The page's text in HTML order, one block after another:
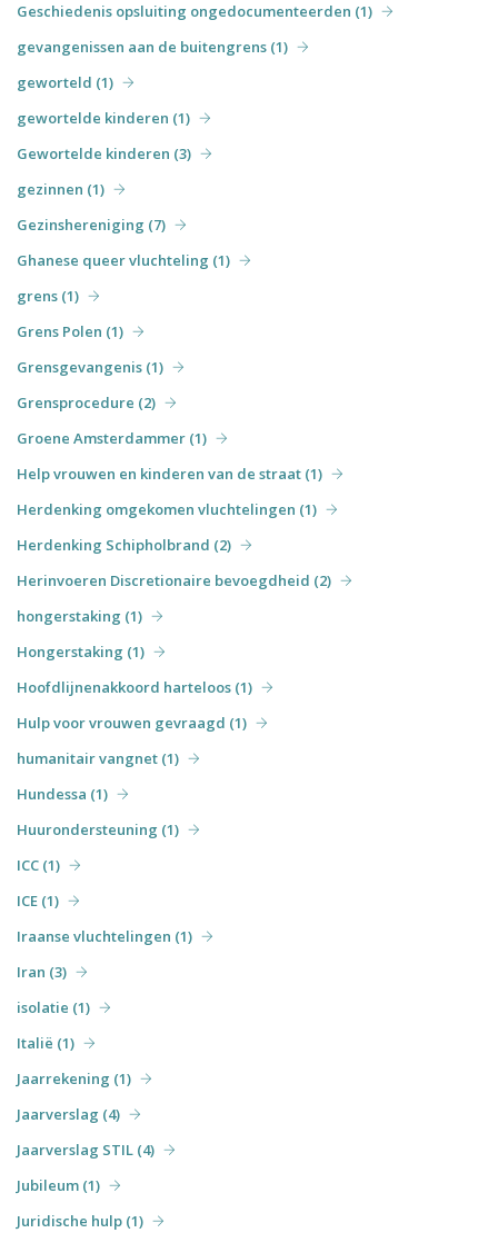
Geschiedenis opsluiting ongedocumenteerden (1)
gevangenissen aan de buitengrens (1)
geworteld (1)
gewortelde kinderen (1)
Gewortelde kinderen (3)
gezinnen (1)
Gezinshereniging (7)
Ghanese queer vluchteling (1)
grens (1)
Grens Polen (1)
Grensgevangenis (1)
Grensprocedure (2)
Groene Amsterdammer (1)
Help vrouwen en kinderen van de straat (1)
Herdenking omgekomen vluchtelingen (1)
Herdenking Schipholbrand (2)
Herinvoeren Discretionaire bevoegdheid (2)
hongerstaking (1)
Hongerstaking (1)
Hoofdlijnenakkoord harteloos (1)
Hulp voor vrouwen gevraagd (1)
humanitair vangnet (1)
Hundessa (1)
Huurondersteuning (1)
ICC (1)
ICE (1)
Iraanse vluchtelingen (1)
Iran (3)
isolatie (1)
Italië (1)
Jaarrekening (1)
Jaarverslag (4)
Jaarverslag STIL (4)
Jubileum (1)
Juridische hulp (1)